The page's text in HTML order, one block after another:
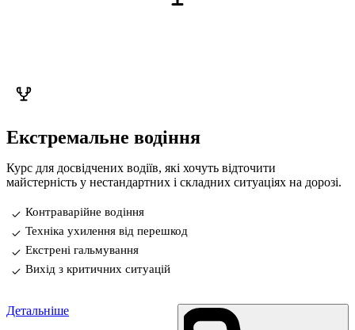
Екстремальне водіння
Курс для досвідчених водіїв, які хочуть відточити
майстерність у нестандартних і складних ситуаціях на дорозі.
Контраварійне водіння
Техніка ухилення від перешкод
Екстрені гальмування
Вихід з критичних ситуацій
Детальніше